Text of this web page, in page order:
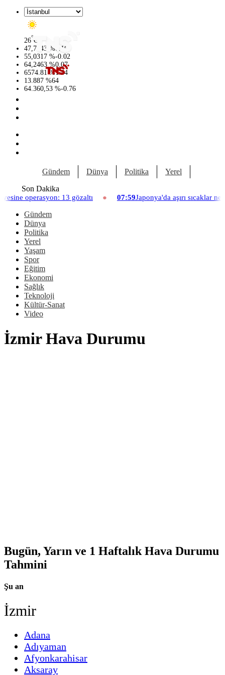
26°C
47,7143 %0.16
55,0317 %-0.02
64,2463 %0.07
6574.81 %1.44
13.887 %64
64.360,53 %-0.76
Gündem Dünya Politika Yerel
Son Dakika
13 gözaltı 07:59Japonya'da aşırı sıcaklar nedeniyle
Gündem
Dünya
Politika
Yerel
Yaşam
Spor
Eğitim
Ekonomi
Sağlık
Teknoloji
Kültür-Sanat
Video
İzmir Hava Durumu
Bugün, Yarın ve 1 Haftalık Hava Durumu
Tahmini
Şu an
İzmir
Adana
Adıyaman
Afyonkarahisar
Aksaray